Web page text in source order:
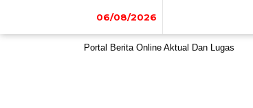
06/08/2026
Portal Berita Online Aktual Dan Lugas